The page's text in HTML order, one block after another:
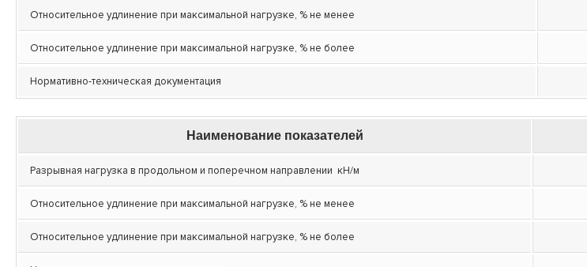
Относительное удлинение при максимальной нагрузке, % не менее
Относительное удлинение при максимальной нагрузке, % не более
Нормативно-техническая документация
Наименование показателей
Разрывная нагрузка в продольном и поперечном направлении кН/м
Относительное удлинение при максимальной нагрузке, % не менее
Относительное удлинение при максимальной нагрузке, % не более